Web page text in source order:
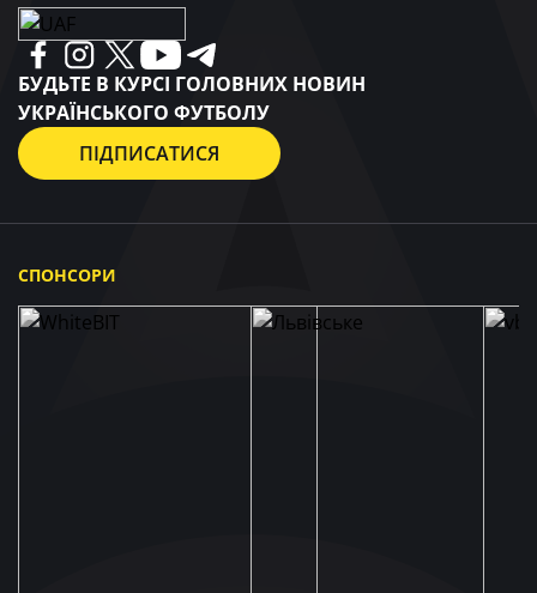
БУДЬТЕ В КУРСІ ГОЛОВНИХ НОВИН
УКРАЇНСЬКОГО ФУТБОЛУ
ПІДПИСАТИСЯ
СПОНСОРИ